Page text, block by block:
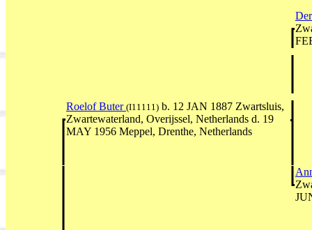
Roelof Buter (I11111) b. 12 JAN 1887 Zwartsluis,
Zwartewaterland, Overijssel, Netherlands d. 19
MAY 1956 Meppel, Drenthe, Netherlands